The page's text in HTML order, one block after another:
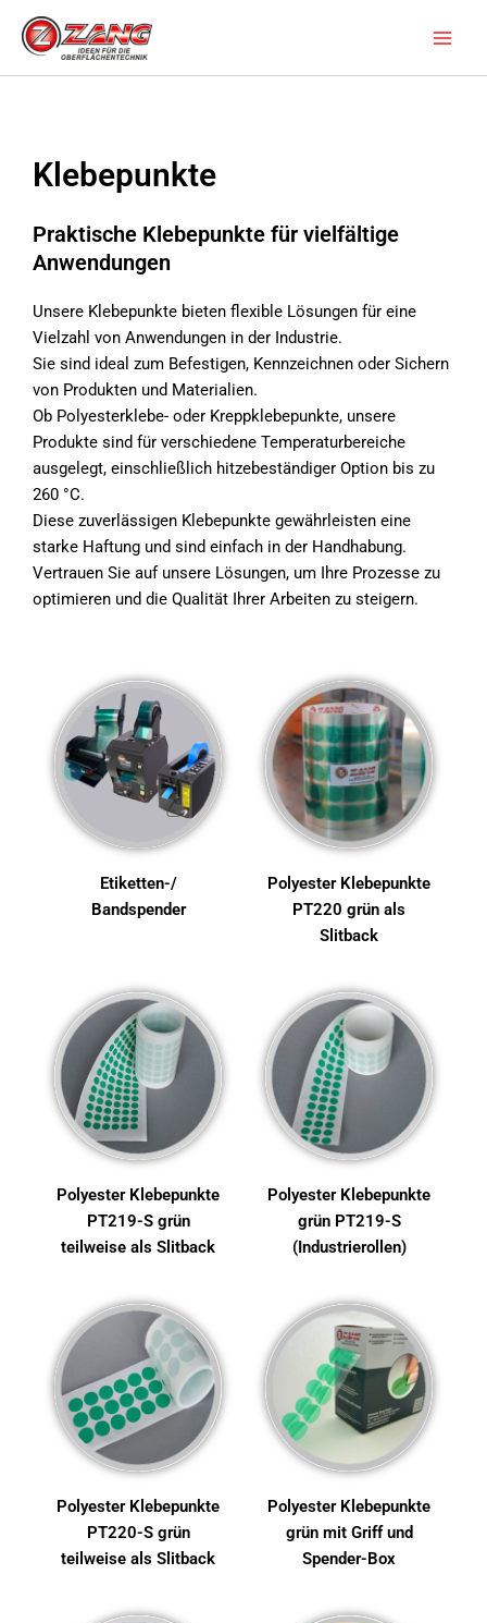
Inhalt
springen
Klebepunkte
Praktische Klebepunkte für vielfältige
Anwendungen
Unsere Klebepunkte bieten flexible Lösungen für eine
Vielzahl von Anwendungen in der Industrie.
Sie sind ideal zum Befestigen, Kennzeichnen oder Sichern
von Produkten und Materialien.
Ob Polyesterklebe- oder Kreppklebepunkte, unsere
Produkte sind für verschiedene Temperaturbereiche
ausgelegt, einschließlich hitzebeständiger Option bis zu
260 °C.
Diese zuverlässigen Klebepunkte gewährleisten eine
starke Haftung und sind einfach in der Handhabung.
Vertrauen Sie auf unsere Lösungen, um Ihre Prozesse zu
optimieren und die Qualität Ihrer Arbeiten zu steigern.
Etiketten-/
Bandspender
Polyester Klebepunkte
PT220 grün als
Slitback
Polyester Klebepunkte
PT219-S grün
teilweise als Slitback
Polyester Klebepunkte
grün PT219-S
(Industrierollen)
Polyester Klebepunkte
PT220-S grün
teilweise als Slitback
Polyester Klebepunkte
grün mit Griff und
Spender-Box